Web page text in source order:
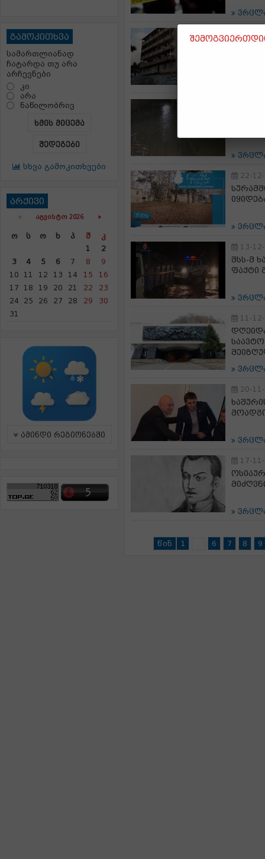
გამოკითხვა
სამართლიანად
ჩატარდა თუ არა
არჩევნები
კი
არა
ნაწილობრივ
ხმის მიცემა
შედეგები
სხვა გამოკითხვები
არქივი
« ᲐᲒᲕᲘᲡᲢᲝ 2026 »
Ო Ს Ო Ხ Პ Შ
Კ
1
2
3
4 5 6 7 8
9
10
11 12 13 14 15
16
17
18 19 20 21 22
23
24
25 26 27 28 29
30
31
ამინდი რეგიონებში
10-
22-
13-
შსს-მ
ფაქტი
11-
20-
17-
წინ 1 6 7 8 9